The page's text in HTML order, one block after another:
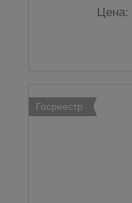
Цена:
Госреестр